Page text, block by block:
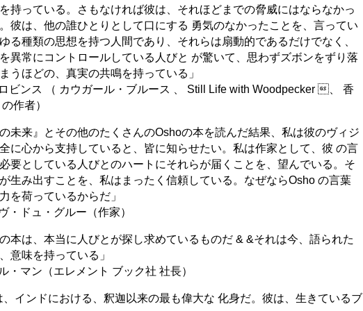
持っている。さもなければ彼は、それほどまでの脅威にはならなかっ
彼は、他の誰ひとりとして口にする 勇気のなかったことを、言ってい
る種類の思想を持つ人間であり、それらは扇動的であるだけでなく、
異常にコントロールしている人びと が驚いて、思わずズボンをずり落
うほどの、真実の共鳴を持っている」
ビンス （ カウガール・ブルース 、 Still Life with Woodpecker 、 香
作者）
の未来』とその他のたくさんのOshoの本を読んだ結果、私は彼のヴィジ
に心から支持していると、皆に知らせたい。私は作家として、彼 の言
要としている人びとのハートにそれらが届くことを、望んでいる。そ
生み出すことを、私はまったく信頼している。なぜならOsho の言葉
を荷っているからだ」
・ドュ・グルー（作家）
の本は、本当に人びとが探し求めているものだ & &それは今、語られた
意味を持っている」
・マン（エレメント ブック社 社長）
、インドにおける、釈迦以来の最も偉大な 化身だ。彼は、生きているブ